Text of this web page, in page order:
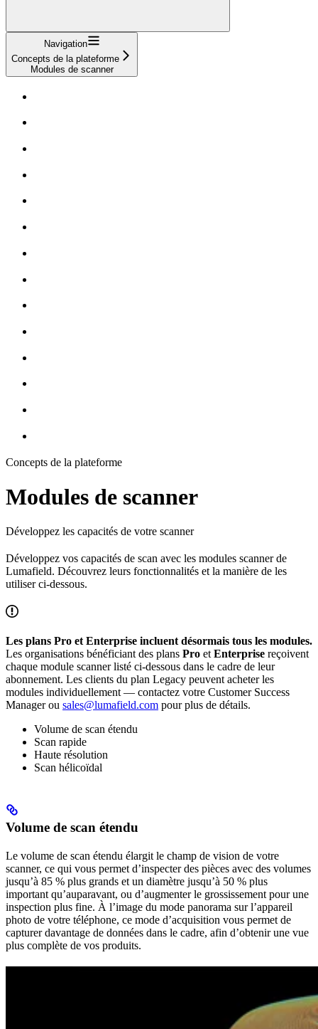
Navigation
Concepts de la plateforme
Modules de scanner
Concepts de la plateforme
Modules de scanner
Développez les capacités de votre scanner
Développez vos capacités de scan avec les modules scanner de
Lumafield. Découvrez leurs fonctionnalités et la manière de les
utiliser ci-dessous.
Les plans Pro et Enterprise incluent désormais tous les modules.
Les organisations bénéficiant des plans Pro etEnterprise reçoivent
chaque module scanner listé ci-dessous dans le cadre de leur
abonnement. Les clients du plan Legacy peuvent acheter les
modules individuellement — contactez votre Customer Success
Manager ou sales@lumafield.com pour plus de détails.
Volume de scan étendu
Scan rapide
Haute résolution
Scan hélicoïdal
Volume de scan étendu
Le volume de scan étendu élargit le champ de vision de votre
scanner, ce qui vous permet d’inspecter des pièces avec des volumes
jusqu’à 85 % plus grands et un diamètre jusqu’à 50 % plus
important qu’auparavant, ou d’augmenter le grossissement pour une
inspection plus fine. À l’image du mode panorama sur l’appareil
photo de votre téléphone, ce mode d’acquisition vous permet de
capturer davantage de données dans le cadre, afin d’obtenir une vue
plus complète de vos produits.